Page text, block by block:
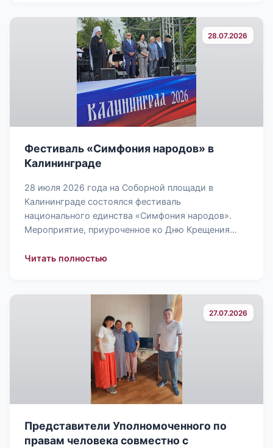
28.07.2026
Фестиваль «Симфония народов» в
Калининграде
28 июля 2026 года на Соборной площади в
Калининграде состоялся фестиваль
национального единства «Симфония народов».
Мероприятие, приуроченное ко Дню Крещения…
Читать полностью: Фестиваль «Симфония народов» в
27.07.2026
Представители Уполномоченного по
правам человека совместно с